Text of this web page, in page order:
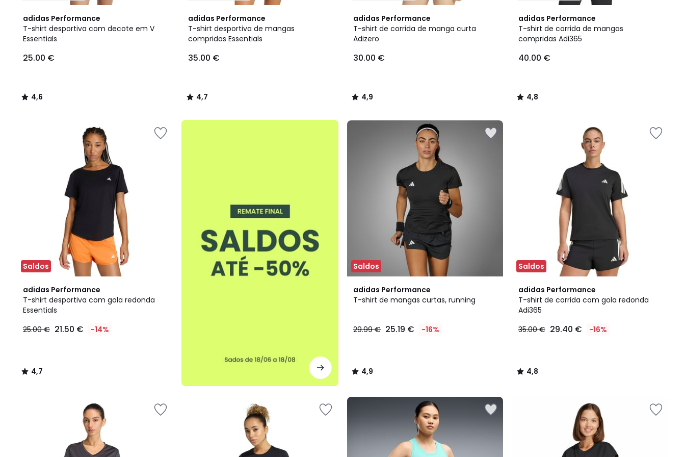
adidas Performance
T-shirt desportiva com decote em V
Essentials
€.
25.00 €
4,6
/ 5
4,6
/
adidas Performance
T-shirt desportiva de mangas
compridas Essentials
35.00 €
4,7
/ 5
4,7
/
adidas Performance
T-shirt de corrida de manga curta
Adizero
30.00 €
4,9
/ 5
4,9
/
adidas Performance
T-shirt de corrida de mangas
compridas Adi365
40.00 €
4,8
/ 5
4,8
/
Saldos
adidas Performance
T-shirt desportiva com gola redonda
Essentials
25.00 € 21.50 € -14%
4,7
/ 5
4,7
/
até
Saldos
adidas Performance
T-shirt de mangas curtas, running
29.99 € 25.19 € -16%
4,9
/ 5
4,9
/
Saldos
adidas Performance
T-shirt de corrida com gola redonda
Adi365
35.00 € 29.40 € -16%
4,8
/ 5
4,8
/